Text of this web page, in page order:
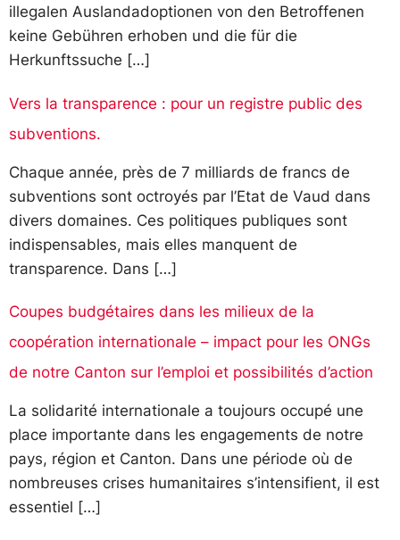
illegalen Auslandadoptionen von den Betroffenen
keine Gebühren erhoben und die für die
Herkunftssuche […]
Vers la transparence : pour un registre public des
subventions.
Chaque année, près de 7 milliards de francs de
subventions sont octroyés par l’Etat de Vaud dans
divers domaines. Ces politiques publiques sont
indispensables, mais elles manquent de
transparence. Dans […]
Coupes budgétaires dans les milieux de la
coopération internationale – impact pour les ONGs
de notre Canton sur l’emploi et possibilités d’action
La solidarité internationale a toujours occupé une
place importante dans les engagements de notre
pays, région et Canton. Dans une période où de
nombreuses crises humanitaires s’intensifient, il est
essentiel […]